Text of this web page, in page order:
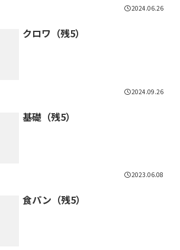
2024.06.26
クロワ（残5）
2024.09.26
基礎（残5）
2023.06.08
食パン（残5）